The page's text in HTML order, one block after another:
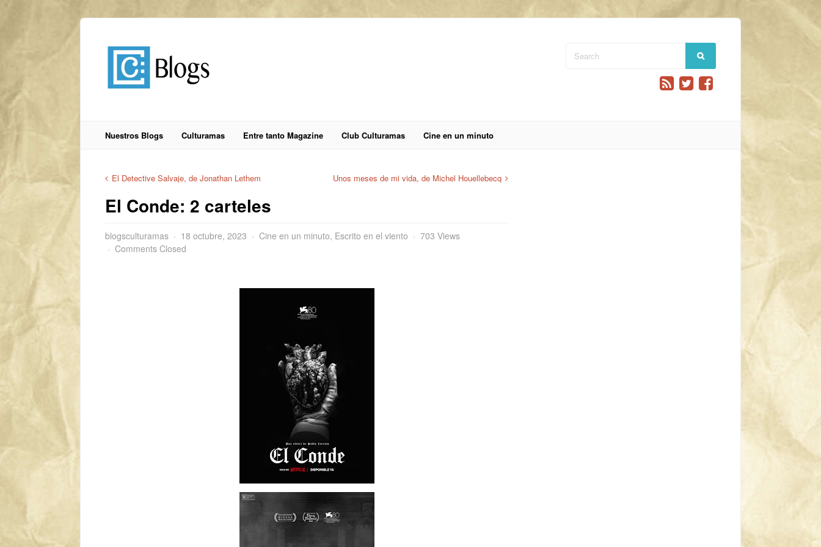
Nuestros Blogs Culturamas Entre tanto Magazine Club Culturamas Cine en un minuto
El Detective Salvaje, de Jonathan Lethem Unos meses de mi vida, de Michel Houellebecq
El Conde: 2 carteles
blogsculturamas 18 octubre, 2023 Cine en un minuto, Escrito en el viento
703 Views
Comments Closed